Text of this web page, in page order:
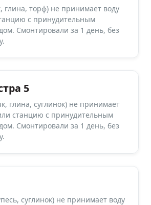
глина, торф) не принимает воду
с принудительным
Смонтировали за 1 день, без
5
глина, суглинок) не принимает
станцию с принудительным
Смонтировали за 1 день, без
суглинок) не принимает воду